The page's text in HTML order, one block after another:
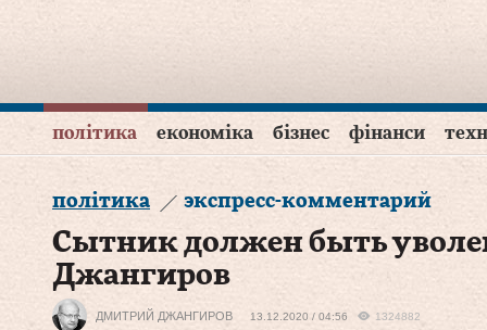
політика економіка бізнес фінанси
політика экспресс-комментарий
Сытник должен быть
Джангиров
ДМИТРИЙ ДЖАНГИРОВ 13.12.2020 / 04:56 1324882